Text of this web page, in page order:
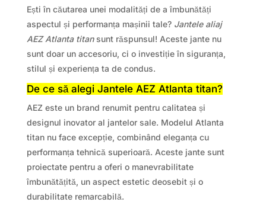
Ești în căutarea unei modalități de a îmbunătăți
aspectul și performanța mașinii tale? Jantele aliaj
AEZ Atlanta titansunt răspunsul! Aceste jante nu
sunt doar un accesoriu, ci o investiție în siguranța,
stilul și experiența ta de condus.
De ce să alegi Jantele AEZ Atlanta titan?
AEZ este un brand renumit pentru calitatea și
designul inovator al jantelor sale. Modelul Atlanta
titan nu face excepție, combinând eleganța cu
performanța tehnică superioară. Aceste jante sunt
proiectate pentru a oferi o manevrabilitate
îmbunătățită, un aspect estetic deosebit și o
durabilitate remarcabilă.